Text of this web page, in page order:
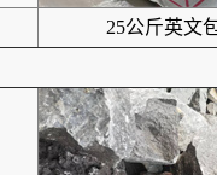
25公斤英文